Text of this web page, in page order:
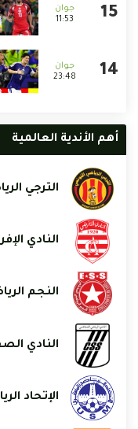
11:53
23:48
أهم الأندية العالمية
الترجي
النادي
النجم
النادي
الإتحاد